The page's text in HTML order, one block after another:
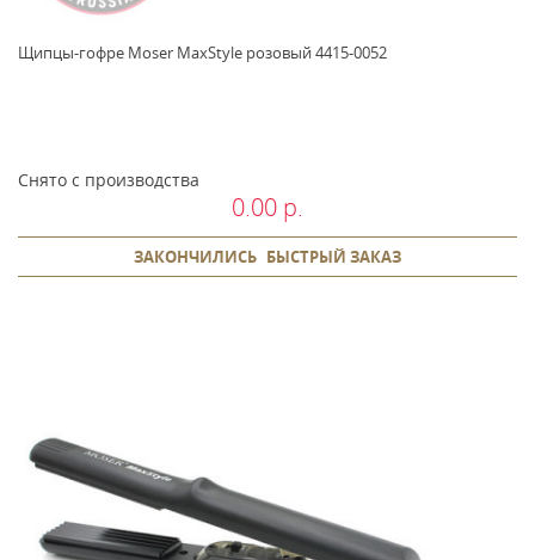
Щипцы-гофре Moser MaxStyle розовый 4415-0052
Снято с производства
0.00 р.
ЗАКОНЧИЛИСЬ БЫСТРЫЙ ЗАКАЗ